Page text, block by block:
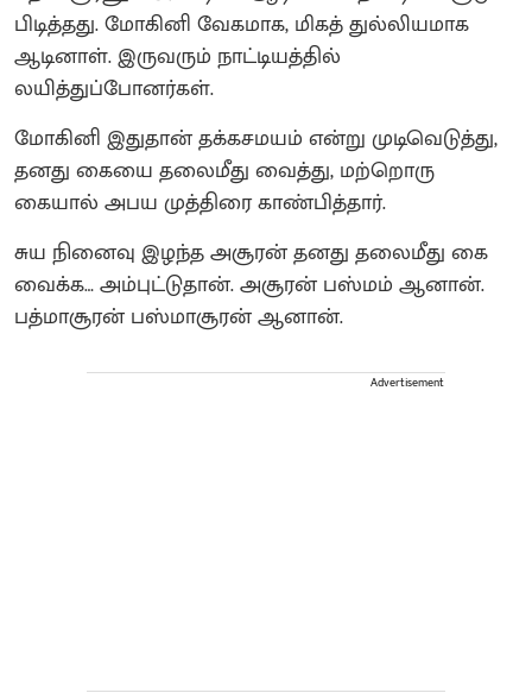
பிடித்தது. மோகினி வேகமாக, மிகத் துல்லியமாக
ஆடினாள். இருவரும் நாட்டியத்தில்
லயித்துப்போனர்கள்.
மோகினி இதுதான் தக்கசமயம் என்று முடிவெடுத்து,
தனது கையை தலைமீது வைத்து, மற்றொரு
கையால் அபய முத்திரை காண்பித்தார்.
சுய நினைவு இழந்த அசூரன் தனது தலைமீது கை
வைக்க… அம்புட்டுதான். அசூரன் பஸ்மம் ஆனான்.
பத்மாசூரன் பஸ்மாசூரன் ஆனான்.
Advertisement